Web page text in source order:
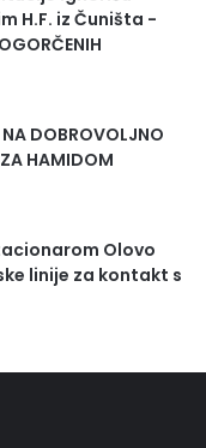
H.F. iz Čuništa -
DOBROVOLJNO
HAMIDOM
Olovo
linije za kontakt s